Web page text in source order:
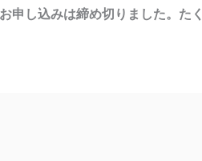
お申し込みは締め切りました。た